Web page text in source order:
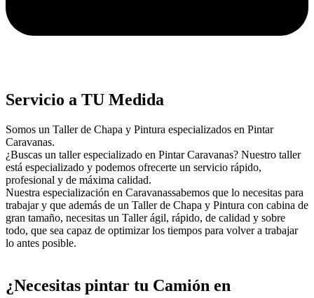
Servicio a TU Medida
Somos un Taller de Chapa y Pintura especializados en Pintar
Caravanas.
¿Buscas un taller especializado en Pintar Caravanas? Nuestro taller
está especializado y podemos ofrecerte un servicio rápido,
profesional y de máxima calidad.
Nuestra especialización en Caravanassabemos que lo necesitas para
trabajar y que además de un Taller de Chapa y Pintura con cabina de
gran tamaño, necesitas un Taller ágil, rápido, de calidad y sobre
todo, que sea capaz de optimizar los tiempos para volver a trabajar
lo antes posible.
¿Necesitas pintar tu Camión en